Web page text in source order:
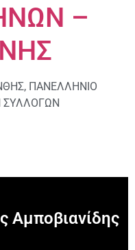
–
, ΠΑΝΕΛΛΗΝΙΟ
ΣΥΛΛΟΓΩΝ
Αμποβιανίδης